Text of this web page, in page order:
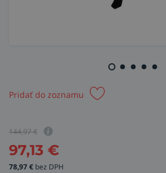
Pridať do zoznamu
144,97€
97,13 €
78,97€ bez DPH